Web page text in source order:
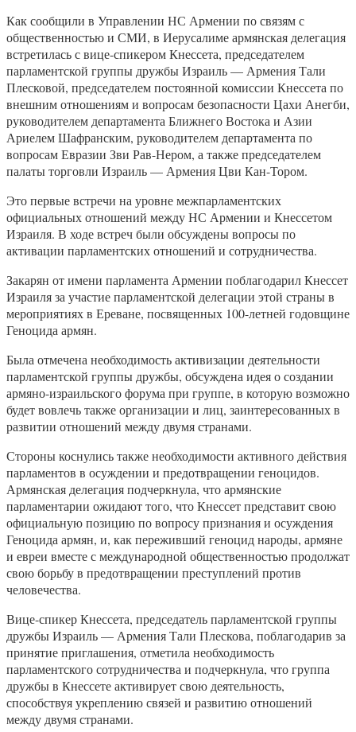
Как сообщили в Управлении НС Армении по связям с
общественностью и СМИ, в Иерусалиме армянская делегация
встретилась с вице-спикером Кнессета, председателем
парламентской группы дружбы Израиль — Армения Тали
Плесковой, председателем постоянной комиссии Кнессета по
внешним отношениям и вопросам безопасности Цахи Анегби,
руководителем департамента Ближнего Востока и Азии
Ариелем Шафранским, руководителем департамента по
вопросам Евразии Зви Рав-Нером, а также председателем
палаты торговли Израиль — Армения Цви Кан-Тором.
Это первые встречи на уровне межпарламентских
официальных отношений между НС Армении и Кнессетом
Израиля. В ходе встреч были обсуждены вопросы по
активации парламентских отношений и сотрудничества.
Закарян от имени парламента Армении поблагодарил Кнессет
Израиля за участие парламентской делегации этой страны в
мероприятиях в Ереване, посвященных 100-летней годовщине
Геноцида армян.
Была отмечена необходимость активизации деятельности
парламентской группы дружбы, обсуждена идея о создании
армяно-израильского форума при группе, в которую возможно
будет вовлечь также организации и лиц, заинтересованных в
развитии отношений между двумя странами.
Стороны коснулись также необходимости активного действия
парламентов в осуждении и предотвращении геноцидов.
Армянская делегация подчеркнула, что армянские
парламентарии ожидают того, что Кнессет представит свою
официальную позицию по вопросу признания и осуждения
Геноцида армян, и, как переживший геноцид народы, армяне
и евреи вместе с международной общественностью продолжат
свою борьбу в предотвращении преступлений против
человечества.
Вице-спикер Кнессета, председатель парламентской группы
дружбы Израиль — Армения Тали Плескова, поблагодарив за
принятие приглашения, отметила необходимость
парламентского сотрудничества и подчеркнула, что группа
дружбы в Кнессете активирует свою деятельность,
способствуя укреплению связей и развитию отношений
между двумя странами.